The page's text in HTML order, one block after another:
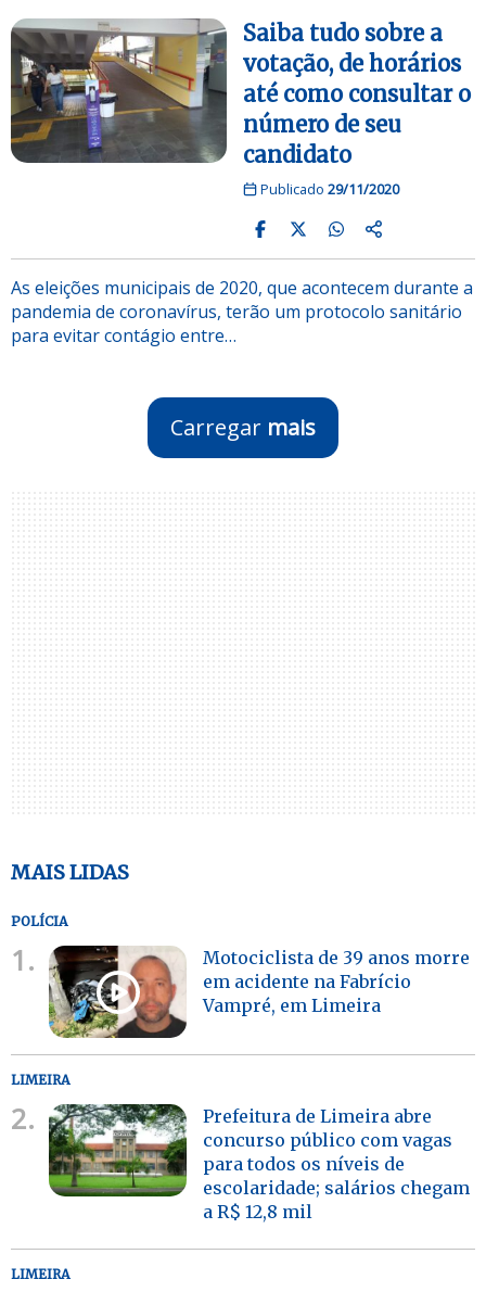
Saiba tudo sobre a
votação, de horários
até como consultar o
número de seu
candidato
Publicado 29/11/2020
As eleições municipais de 2020, que acontecem durante a
pandemia de coronavírus, terão um protocolo sanitário
para evitar contágio entre…
Carregar mais
MAIS LIDAS
POLÍCIA
1.
Motociclista de 39 anos morre
em acidente na Fabrício
Vampré, em Limeira
LIMEIRA
2.
Prefeitura de Limeira abre
concurso público com vagas
para todos os níveis de
escolaridade; salários chegam
a R$ 12,8 mil
LIMEIRA